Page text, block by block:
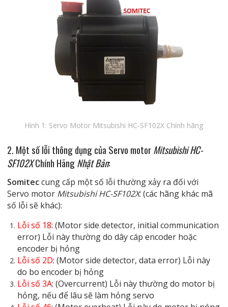
Hình 1: Servo Motor Mitsubishi HC-SF102X Chính hãng
2. Một số lỗi thông dụng của Servo motorMitsubishi HC-
SF102XChính HãngNhật Bản:
Somiteccung cấp một số lỗi thường xảy ra đối với
Servo motor Mitsubishi HC-SF102X: (các hãng khác mã
số lỗi sẽ khác):
Lỗi số 18: (Motor side detector, initial communication
error) Lỗi này thường do dây cáp encoder hoặc
encoder bị hỏng
Lỗi số 2D: (Motor side detector, data error) Lỗi này
do bo encoder bị hỏng
Lỗi số 3A: (Overcurrent) Lỗi này thường do motor bị
hỏng, nếu để lâu sẽ làm hỏng servo